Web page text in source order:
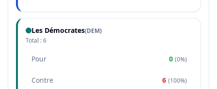
Les Démocrates(DEM)
Total :6
Pour 0 (0%)
Contre 6 (100%)